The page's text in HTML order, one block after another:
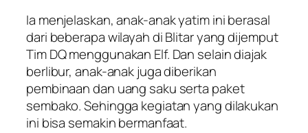
Ia menjelaskan, anak-anak yatim ini berasal
dari beberapa wilayah di Blitar yang dijemput
Tim DQ menggunakan Elf. Dan selain diajak
berlibur, anak-anak juga diberikan
pembinaan dan uang saku serta paket
sembako. Sehingga kegiatan yang dilakukan
ini bisa semakin bermanfaat.